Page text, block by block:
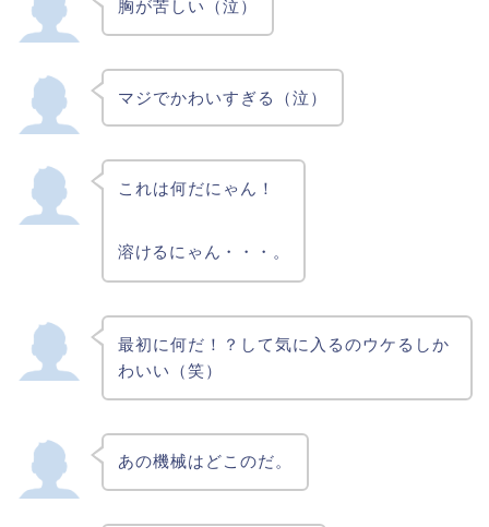
胸が苦しい（泣）
マジでかわいすぎる（泣）
これは何だにゃん！
溶けるにゃん・・・。
最初に何だ！？して気に入るのウケるしか
わいい（笑）
あの機械はどこのだ。